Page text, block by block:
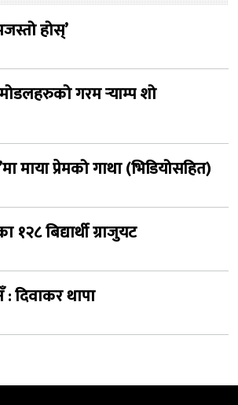
होस्’
गरम र्‍याम्प शो
माया प्रेमको गाथा (भिडियोसहित)
बिद्यार्थी ग्राजुयट
दिवाकर थापा